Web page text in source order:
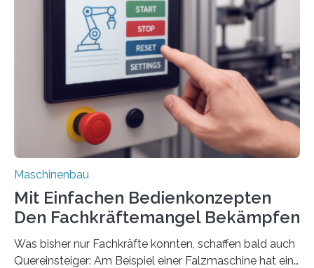
Maschinenbau
Mit Einfachen Bedienkonzepten
Den Fachkräftemangel Bekämpfen
Was bisher nur Fachkräfte konnten, schaffen bald auch
Quereinsteiger: Am Beispiel einer Falzmaschine hat ein